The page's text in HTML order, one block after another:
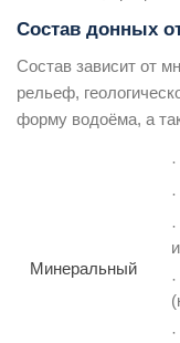
Состав донных
Состав зависит от
рельеф,
форму водоёма, а
Минеральный